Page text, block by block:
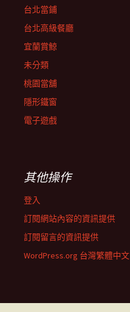
台北當鋪
台北高級餐廳
宜蘭賞鯨
未分類
桃園當舖
隱形鐵窗
電子遊戲
其他操作
登入
訂閱網站內容的資訊提供
訂閱留言的資訊提供
WordPress.org 台灣繁體中文